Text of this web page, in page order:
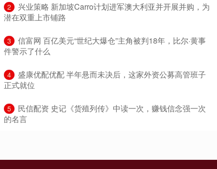
2
​兴业策略 新加坡Carro计划进军澳大利亚并开展并购，为
潜在双重上市铺路
3
​信富网 百亿美元“世纪大爆仓”主角被判18年，比尔·黄事
件警示了什么
4
​盛康优配优配 半年悬而未决后，这家外资公募高管班子
正式就位
5
​民信配资 史记《货殖列传》中读一次，赚钱信念强一次
的名言